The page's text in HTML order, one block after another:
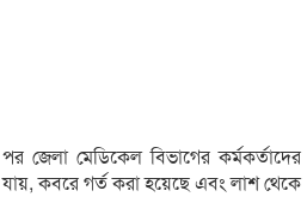
জেলা মেডিকেল বিভাগের কর্মকর্তাদের
কবরে গর্ত করা হয়েছে এবং লাশ থেকে